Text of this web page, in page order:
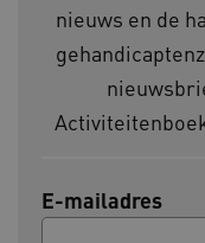
nieuws en de
E-mailadres